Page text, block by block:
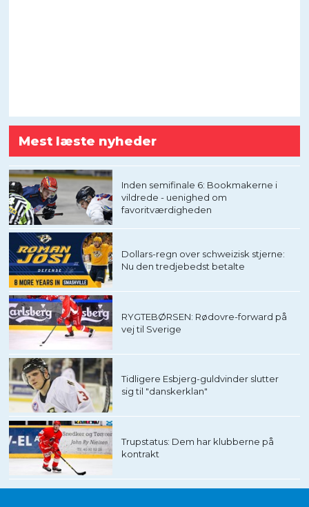
Mest læste nyheder
Inden semifinale 6: Bookmakerne i
vildrede - uenighed om
favoritværdigheden
Dollars-regn over schweizisk stjerne:
Nu den tredjebedst betalte
RYGTEBØRSEN: Rødovre-forward på
vej til Sverige
Tidligere Esbjerg-guldvinder slutter
sig til "danskerklan"
Trupstatus: Dem har klubberne på
kontrakt